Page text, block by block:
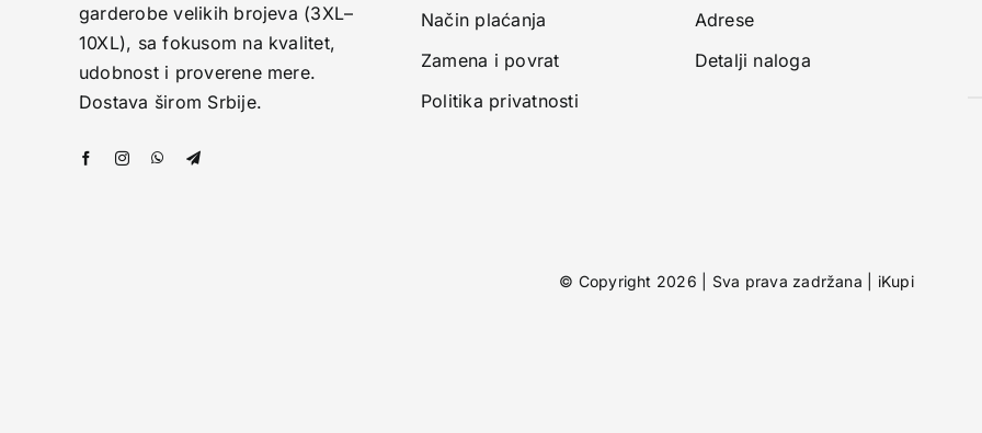
garderobe velikih brojeva (3XL–
10XL), sa fokusom na kvalitet,
udobnost i proverene mere.
Dostava širom Srbije.
Način plaćanja
Zamena i povrat
Politika privatnosti
Adrese
Detalji naloga
© Copyright 2026 | Sva prava zadržana | iKupi